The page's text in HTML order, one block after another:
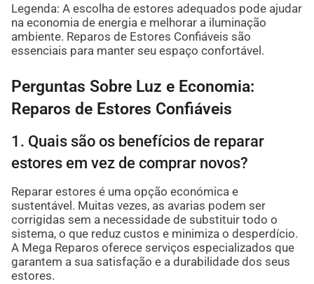
Legenda: A escolha de estores adequados pode ajudar
na economia de energia e melhorar a iluminação
ambiente. Reparos de Estores Confiáveis são
essenciais para manter seu espaço confortável.
Perguntas Sobre Luz e Economia:
Reparos de Estores Confiáveis
1. Quais são os benefícios de reparar
estores em vez de comprar novos?
Reparar estores é uma opção económica e
sustentável. Muitas vezes, as avarias podem ser
corrigidas sem a necessidade de substituir todo o
sistema, o que reduz custos e minimiza o desperdício.
A Mega Reparos oferece serviços especializados que
garantem a sua satisfação e a durabilidade dos seus
estores.